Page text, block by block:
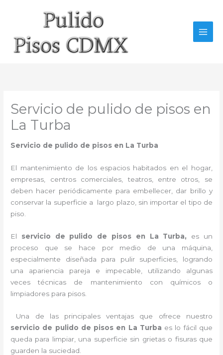
Servicio de pulido de pisos en
La Turba
Servicio de pulido de pisos en La Turba
El mantenimiento de los espacios habitados en el hogar,
empresas, centros comerciales, teatros, entre otros, se
deben hacer periódicamente para embellecer, dar brillo y
conservar la superficie a largo plazo, sin importar el tipo de
piso.
El servicio de pulido de pisos en La Turba, es un
proceso que se hace por medio de una máquina,
especialmente diseñada para pulir superficies, logrando
una apariencia pareja e impecable, utilizando algunas
veces técnicas de mantenimiento con químicos o
limpiadores para pisos.
Una de las principales ventajas que ofrece nuestro
servicio de pulido de pisos en La Turba es lo fácil que
queda para limpiar, una superficie sin grietas o fisuras que
guarden la suciedad.